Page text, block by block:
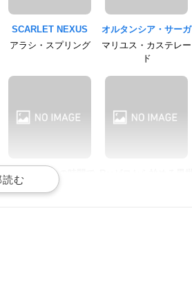
SCARLET NEXUS
アラシ・スプリング
オルタンシア・サーガ
マリユス・カステレー
ド
社長、バトルの時間で
す！